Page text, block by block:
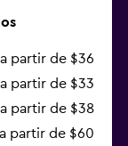
a partir de $36
a partir de $33
a partir de $38
a partir de $60